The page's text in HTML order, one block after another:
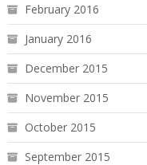
February 2016
January 2016
December 2015
November 2015
October 2015
September 2015